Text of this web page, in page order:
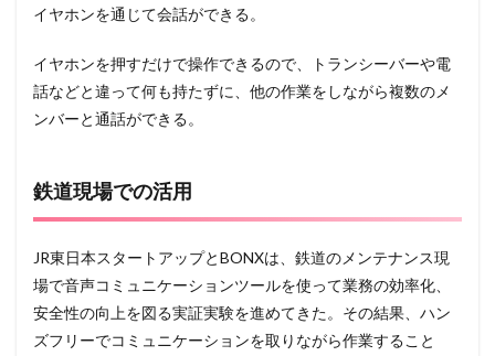
イヤホンを通じて会話ができる。
イヤホンを押すだけで操作できるので、トランシーバーや電
話などと違って何も持たずに、他の作業をしながら複数のメ
ンバーと通話ができる。
鉄道現場での活用
JR東日本スタートアップとBONXは、鉄道のメンテナンス現
場で音声コミュニケーションツールを使って業務の効率化、
安全性の向上を図る実証実験を進めてきた。その結果、ハン
ズフリーでコミュニケーションを取りながら作業すること